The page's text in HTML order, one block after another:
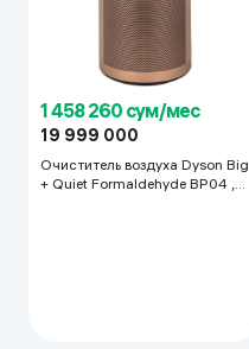
1 458 260 сум/мес
19 999 000
Очиститель воздуха Dyson Big
+ Quiet Formaldehyde BP04 ,